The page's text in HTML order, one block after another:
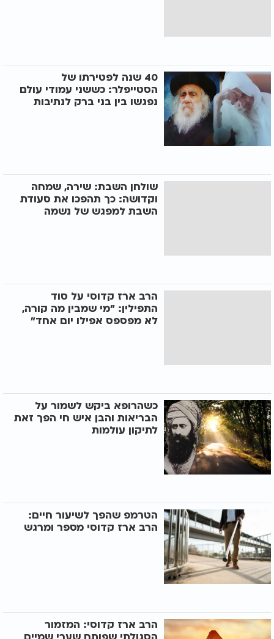
40 שנה לפטירתו של
הסטייפלר: כששני עמודי עולם
נפגשו בין בני ברק לנתיבות
שולחן השבת: שירה, שמחה
וקדושה: כך תהפכו את סעודת
השבת למפגש של נשמה
הרב ארז קדוסי על סוד
התפילין: "מי שמבין מה קורה,
לא מפספס אפילו יום אחד"
כשהרופא ביקש לשמור על
הבריאות והבן איש חי הפך זאת
לתיקון עולמות
הטרמפ שהפך לשיעור חיים:
הרב ארז קדוסי מספר ומרגש
הרב ארז קדוסי: המזמור